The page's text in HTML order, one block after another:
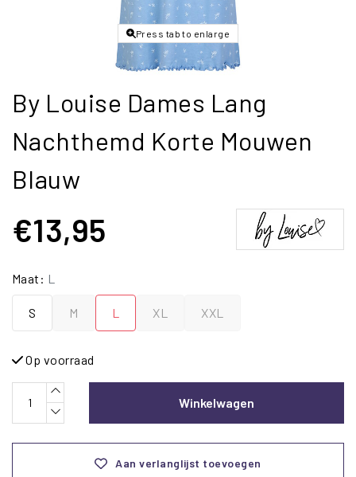
Press tab to enlarge
By Louise Dames Lang
Nachthemd Korte Mouwen
Blauw
€13,95
Maat: L
S M L XL XXL
Op voorraad
Winkelwagen
Aan verlanglijst toevoegen